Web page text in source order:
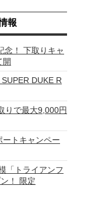
報
念！ 下取りキャ
開
DUKE R
りで最大9,000円
ートキャンペー
「トライアンフ
！ 限定